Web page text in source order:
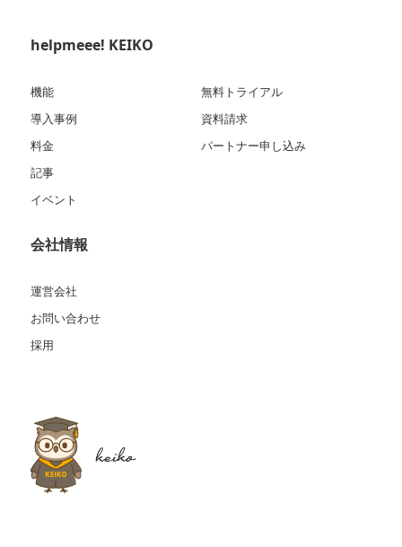
helpmeee! KEIKO
機能
導入事例
料金
記事
イベント
無料トライアル
資料請求
パートナー申し込み
会社情報
運営会社
お問い合わせ
採用